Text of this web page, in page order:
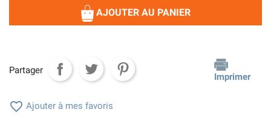
AJOUTER AU PANIER
Partager
Imprimer
 Ajouter à mes favoris